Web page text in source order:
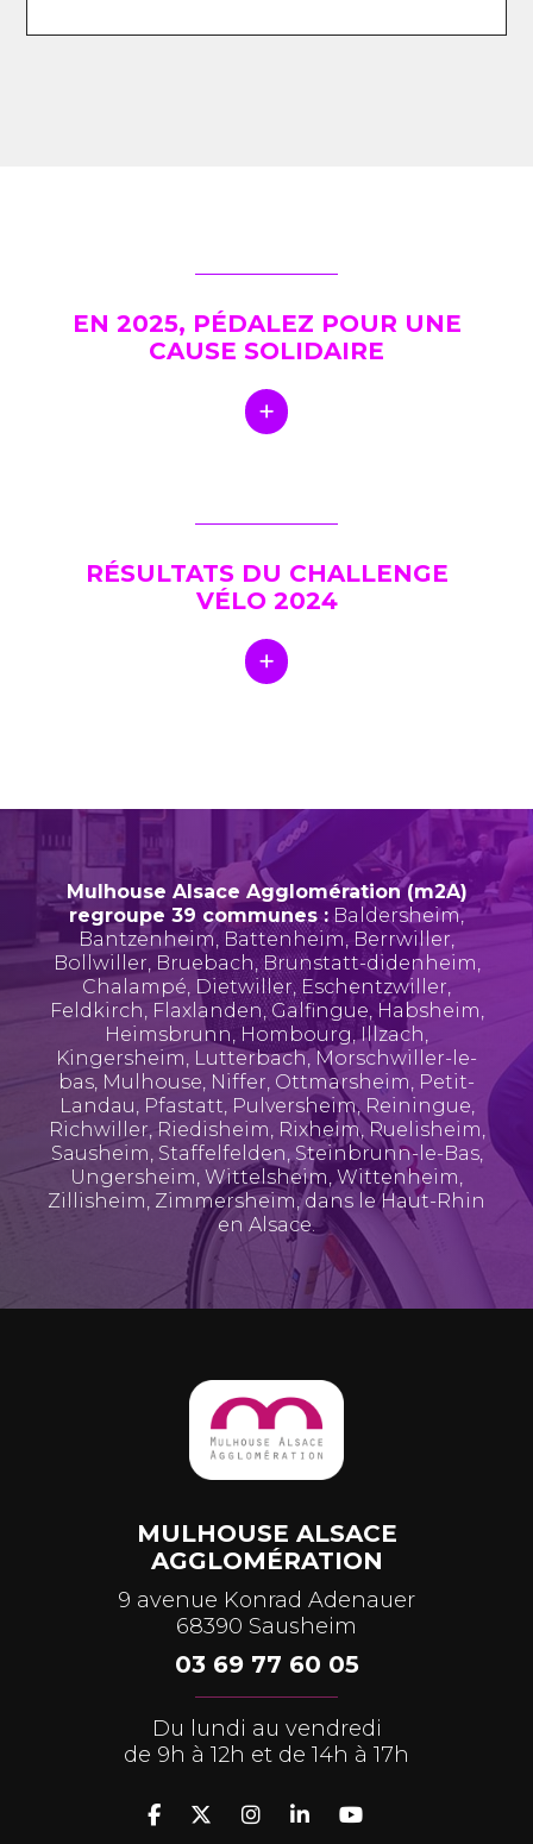
EN 2025, PÉDALEZ POUR UNE
CAUSE SOLIDAIRE
RÉSULTATS DU CHALLENGE
VÉLO 2024
Mulhouse Alsace Agglomération (m2A)
regroupe 39 communes : Baldersheim,
Bantzenheim, Battenheim, Berrwiller,
Bollwiller, Bruebach,Brunstatt-didenheim,
Chalampé, Dietwiller, Eschentzwiller,
Feldkirch, Flaxlanden,Galfingue, Habsheim,
Heimsbrunn, Hombourg,Illzach,
Kingersheim, Lutterbach, Morschwiller-le-
bas, Mulhouse, Niffer, Ottmarsheim, Petit-
Landau, Pfastatt, Pulversheim, Reiningue,
Richwiller, Riedisheim, Rixheim,Ruelisheim,
Sausheim, Staffelfelden, Steinbrunn-le-Bas,
Ungersheim, Wittelsheim,Wittenheim,
Zillisheim, Zimmersheim, dans le Haut-Rhin
en Alsace.
MULHOUSE ALSACE
AGGLOMÉRATION
9 avenue Konrad Adenauer
68390 Sausheim
03 69 77 60 05
Du lundi au vendredi
de 9h à 12h et de 14h à 17h